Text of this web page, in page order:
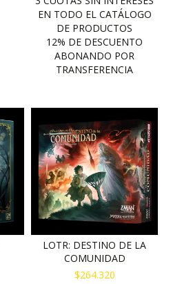
LOTR: DESTINO DE LA
COMUNIDAD
$264.320